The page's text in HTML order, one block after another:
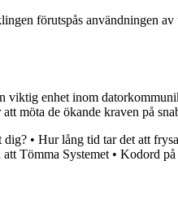
förutspås användningen
viktig enhet inom
möta de ökande kraven på
dig? • Hur lång tid tar det att
Tömma Systemet • Kodord